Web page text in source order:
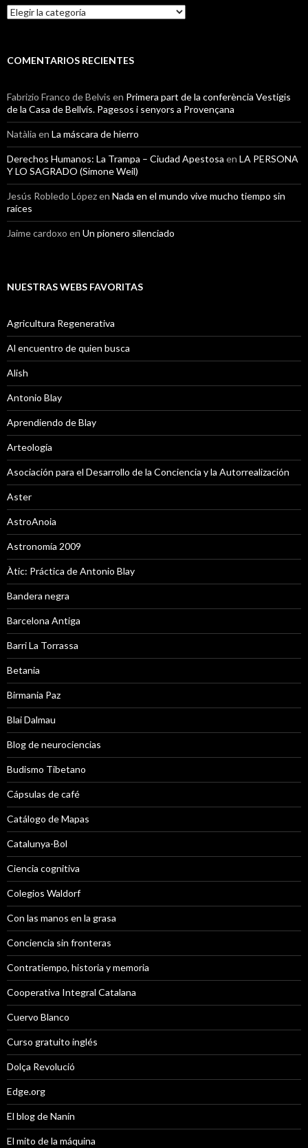
Categorías
COMENTARIOS RECIENTES
Fabrizio Franco de Belvis en Primera part de la conferència Vestigis
de la Casa de Bellvís. Pagesos i senyors a Provençana
Natàlia en La máscara de hierro
Derechos Humanos: La Trampa – Ciudad Apestosa en LA PERSONA
Y LO SAGRADO (Simone Weil)
Jesús Robledo Lópezen Nada en el mundo vive mucho tiempo sin
raíces
Jaime cardoxo en Un pionero silenciado
NUESTRAS WEBS FAVORITAS
Agricultura Regenerativa
Al encuentro de quien busca
Alish
Antonio Blay
Aprendiendo de Blay
Arteología
Asociación para el Desarrollo de la Conciencia y la Autorrealización
Aster
AstroAnoia
Astronomía 2009
Àtic: Práctica de Antonio Blay
Bandera negra
Barcelona Antiga
Barri La Torrassa
Betania
Birmania Paz
Blai Dalmau
Blog de neurociencias
Budismo Tibetano
Cápsulas de café
Catálogo de Mapas
Catalunya-Bol
Ciencia cognitiva
Colegios Waldorf
Con las manos en la grasa
Conciencia sin fronteras
Contratiempo, historia y memoria
Cooperativa Integral Catalana
Cuervo Blanco
Curso gratuito inglés
Dolça Revolució
Edge.org
El blog de Nanín
El mito de la máquina